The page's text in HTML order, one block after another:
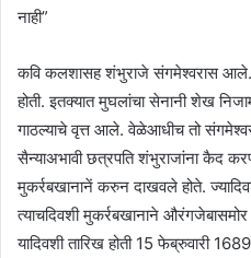
नाही”
कवि कलशासह शंभुराजे संगमेश्वरास आले.
होती. इतक्यात मुघलांचा सेनानी शेख
गाठल्याचे वृत्त आले. वेळेआधीच तो
सैन्याअभावी छत्रपति शंभुराजांना कैद
मुकर्रबखानानें करुन दाखवले होते.
त्याचदिवशी मुकर्रबखानाने
यादिवशी तारिख होती 15 फेब्रुवारी